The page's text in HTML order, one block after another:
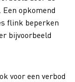
opkomend
flink beperken
bijvoorbeeld
voor een verbod